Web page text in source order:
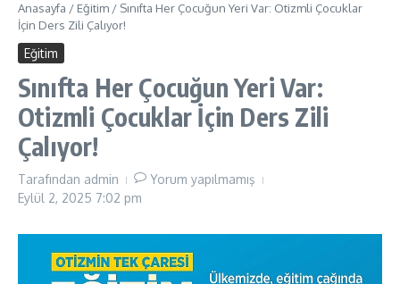
Anasayfa / Eğitim / Sınıfta Her Çocuğun Yeri Var: Otizmli Çocuklar
İçin Ders Zili Çalıyor!
Eğitim
Sınıfta Her Çocuğun Yeri Var:
Otizmli Çocuklar İçin Ders Zili
Çalıyor!
Tarafından admin
Yorum yapılmamış
Eylül 2, 2025 7:02 pm